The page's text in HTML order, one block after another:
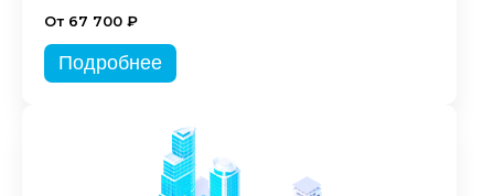
От 67 700 ₽
Подробнее